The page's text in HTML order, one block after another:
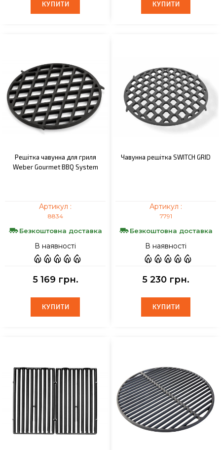
КУПИТИ
КУПИТИ КУПИТИ
КУПИТИ
Решітка чавунна для гриля
Weber Gourmet BBQ System
Артикул :
8834
Безкоштовна доставка
В наявності
5 169 грн.
КУПИТИ
КУПИТИ
Чавунна решітка SWITCH GRID
Артикул :
7791
Безкоштовна доставка
В наявності
5 230 грн.
КУПИТИ
КУПИТИ